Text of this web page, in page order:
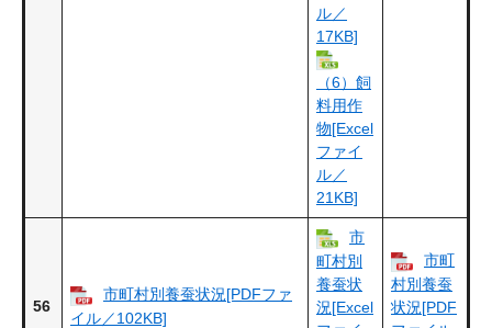
ル／
17KB]
（6）飼
料用作
物[Excel
ファイ
ル／
21KB]
56
市町村別養蚕状況[PDFファ
イル／102KB]
市
町村別
養蚕状
況[Excel
市町
村別養蚕
状況[PDF